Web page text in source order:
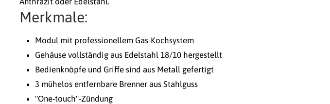
Merkmale:
Modul mit professionellem Gas-Kochsystem
Gehäuse vollständig aus Edelstahl 18/10 hergestellt
Bedienknöpfe und Griffe sind aus Metall gefertigt
3 mühelos entfernbare Brenner aus Stahlguss
"One-touch"-Zündung